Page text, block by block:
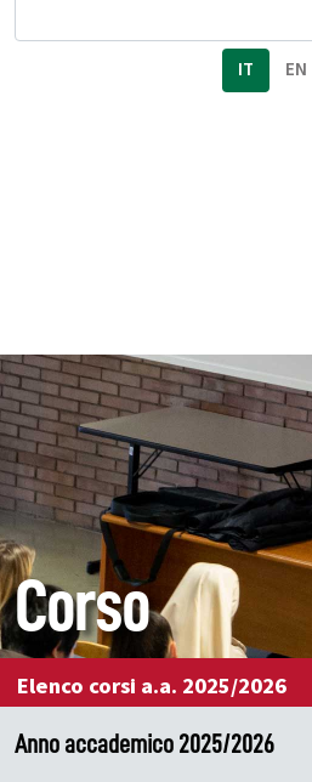
IT EN
Corso
Elenco corsi a.a. 2025/2026
Anno accademico 2025/2026